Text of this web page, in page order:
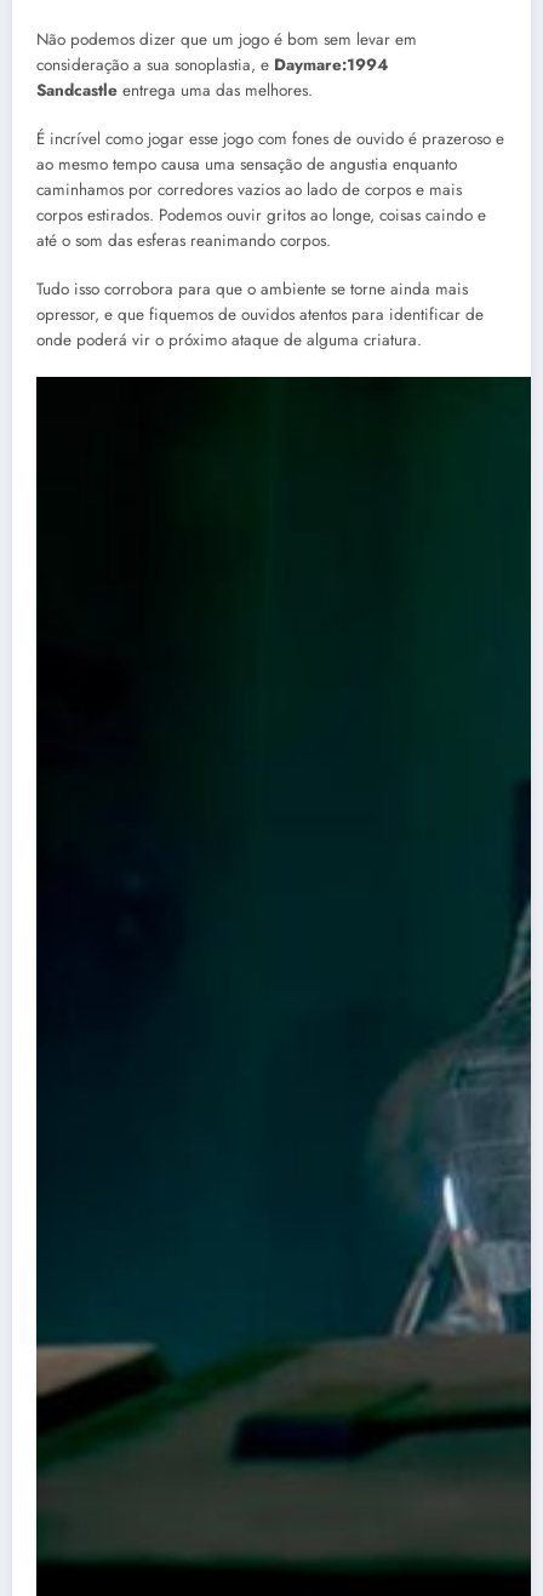
Não podemos dizer que um jogo é bom sem levar em
consideração a sua sonoplastia, e Daymare:1994
Sandcastle entrega uma das melhores.
É incrível como jogar esse jogo com fones de ouvido é prazeroso e
ao mesmo tempo causa uma sensação de angustia enquanto
caminhamos por corredores vazios ao lado de corpos e mais
corpos estirados. Podemos ouvir gritos ao longe, coisas caindo e
até o som das esferas reanimando corpos.
Tudo isso corrobora para que o ambiente se torne ainda mais
opressor, e que fiquemos de ouvidos atentos para identificar de
onde poderá vir o próximo ataque de alguma criatura.